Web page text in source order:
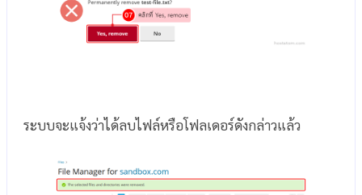
ระบบจะแจ้งว่าได้ลบไฟล์หรือโฟลเดอร์ดังกล่าวแล้ว